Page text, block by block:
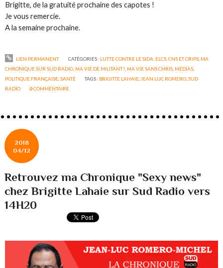
Brigitte, de la gratuité prochaine des capotes !
Je vous remercie.
A la semaine prochaine.
LIEN PERMANENT CATÉGORIES : LUTTE CONTRE LE SIDA, ELCS, CNS ET CRIPS, MA
CHRONIQUE SUR SUD RADIO MA VIE DE MILITANT ! MA VIE SANS CHRIS MEDIAS
POLITIQUE FRANÇAISE ,SANTÉ TAGS : BRIGITTE LAHAIE JEAN LUC ROMERO ,SUD
RADIO
0COMMENTAIRE
2018
04/12
Retrouvez ma Chronique "Sexy news"
chez Brigitte Lahaie sur Sud Radio vers
14H20